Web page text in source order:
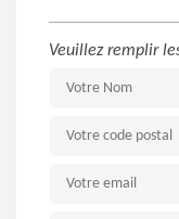
Veuillez remplir